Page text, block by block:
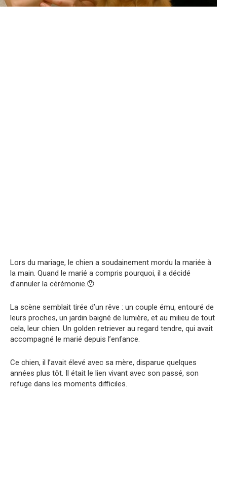
Lors du mariage, le chien a soudainement mordu la mariée à
la main. Quand le marié a compris pourquoi, il a décidé
d’annuler la cérémonie.😯
La scène semblait tirée d’un rêve : un couple ému, entouré de
leurs proches, un jardin baigné de lumière, et au milieu de tout
cela, leur chien. Un golden retriever au regard tendre, qui avait
accompagné le marié depuis l’enfance.
Ce chien, il l’avait élevé avec sa mère, disparue quelques
années plus tôt. Il était le lien vivant avec son passé, son
refuge dans les moments difficiles.